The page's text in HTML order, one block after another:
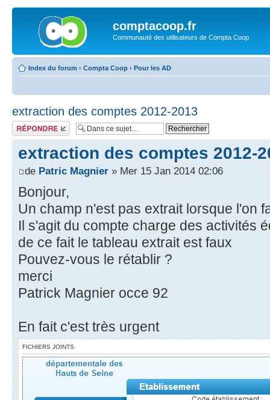
comptacoop.fr
Communauté des utilisateurs de Compta Coop
Index du forum ‹ Compta Coop ‹ Pour les AD
extraction des comptes 2012-2013
Répondre
extraction des comptes 2012-
de Patric Magnier » Mer 15 Jan 2014 02:06
Bonjour,
Un champ n'est pas extrait lorsque l'on
Il s'agit du compte charge des activités
de ce fait le tableau extrait est faux
Pouvez-vous le rétablir ?
merci
Patrick Magnier occe 92
En fait c'est très urgent
FICHIERS JOINTS